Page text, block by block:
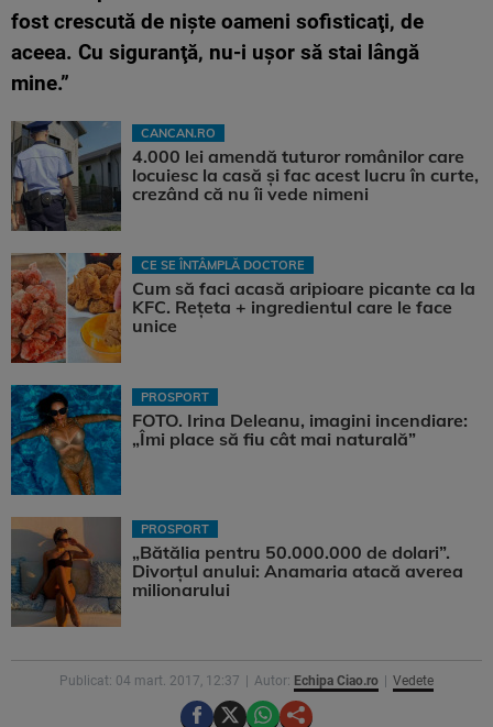
fost crescută de nişte oameni sofisticaţi, de
aceea. Cu siguranţă, nu-i uşor să stai lângă
mine.”
CANCAN.RO
4.000 lei amendă tuturor românilor care
locuiesc la casă și fac acest lucru în curte,
crezând că nu îi vede nimeni
CE SE ÎNTÂMPLĂ DOCTORE
Cum să faci acasă aripioare picante ca la
KFC. Rețeta + ingredientul care le face
unice
PROSPORT
FOTO. Irina Deleanu, imagini incendiare:
„Îmi place să fiu cât mai naturală”
PROSPORT
„Bătălia pentru 50.000.000 de dolari”.
Divorțul anului: Anamaria atacă averea
milionarului
Publicat: 04 mart. 2017, 12:37 Autor: Echipa Ciao.ro Vedete